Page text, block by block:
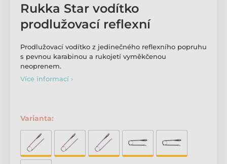
Rukka Star vodítko
prodlužovací reflexní
Prodlužovací vodítko z jedinečného reflexního popruhu
s pevnou karabinou a rukojetí vyměkčenou
neoprenem.
Více informací ›
Varianta: